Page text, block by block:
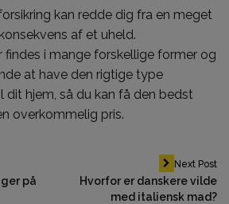
kan redde dig fra en meget
af et uheld.
findes i mange forskellige former og
at have den rigtige type
dit hjem, så du kan få den bedst
overkommelig pris.
på
Next Post
Hvorfor er danskere vilde
med italiensk mad?